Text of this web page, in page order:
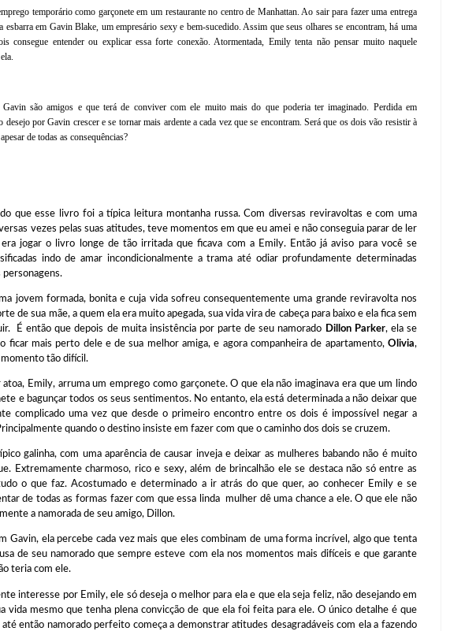
temporário como garçonete em um restaurante no centro de Manhattan. Ao sair para fazer uma entrega
em Gavin Blake, um empresário sexy e bem-sucedido. Assim que seus olhares se encontram, há uma
consegue entender ou explicar essa forte conexão. Atormentada, Emily tenta não pensar muito naquele
são amigos e que terá de conviver com ele muito mais do que poderia ter imaginado. Perdida em
por Gavin crescer e se tornar mais ardente a cada vez que se encontram. Será que os dois vão resistir à
de todas as consequências?
livro foi a típica leitura montanha russa. Com diversas reviravoltas e com uma
vezes pelas suas atitudes, teve momentos em que eu amei e não conseguia parar de ler
jogar o livro longe de tão irritada que ficava com a Emily. Então já aviso para você se
indo de amar incondicionalmente a trama até odiar profundamente determinadas
jovem formada, bonita e cuja vida sofreu consequentemente uma grande reviravolta nos
de sua mãe, a quem ela era muito apegada, sua vida vira de cabeça para baixo e ela fica sem
É então que depois de muita insistência por parte de seu namorado Dillon Parker, ela se
ficar mais perto dele e de sua melhor amiga, e agora companheira de apartamento, Olivia,
tão difícil.
arruma um emprego como garçonete. O que ela não imaginava era que um lindo
e bagunçar todos os seus sentimentos. No entanto, ela está determinada a não deixar que
complicado uma vez que desde o primeiro encontro entre os dois é impossível negar a
quando o destino insiste em fazer com que o caminho dos dois se cruzem.
com uma aparência de causar inveja e deixar as mulheres babando não é muito
Extremamente charmoso, rico e sexy, além de brincalhão ele se destaca não só entre as
o que faz. Acostumado e determinado a ir atrás do que quer, ao conhecer Emily e se
de todas as formas fazer com que essa linda mulher dê uma chance a ele. O que ele não
a namorada de seu amigo, Dillon.
ela percebe cada vez mais que eles combinam de uma forma incrível, algo que tenta
de seu namorado que sempre esteve com ela nos momentos mais difíceis e que garante
teria com ele.
por Emily, ele só deseja o melhor para ela e que ela seja feliz, não desejando em
vida mesmo que tenha plena convicção de que ela foi feita para ele. O único detalhe é que
então namorado perfeito começa a demonstrar atitudes desagradáveis com ela a fazendo